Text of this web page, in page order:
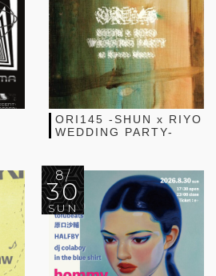
ORI145 -SHUN x RIYO
WEDDING PARTY-
8/
30
SUN